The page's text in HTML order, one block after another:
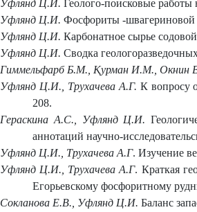
Уфлянд Ц.И. Геолого-поисковые
Уфлянд Ц.И. Фосфориты -
Уфлянд Ц.И. Карбонатное сырье
Уфлянд Ц.И. Сводка
Гиммельфарб Б.М., Қурман И.М., Окнин
Уфлянд Ц.И., Трухачева А.Г. К вопросу
208.
Гераскина А.С., Уфлянд Ц.И.
аннотаций научно-
Уфлянд Ц.И., Трухачева А.Г. Изучение
Уфлянд Ц.И., Трухачева А.Г. Краткая
Егорьевскому фосфоритному
Сокланова Е.В., Уфлянд Ц.И.Баланс